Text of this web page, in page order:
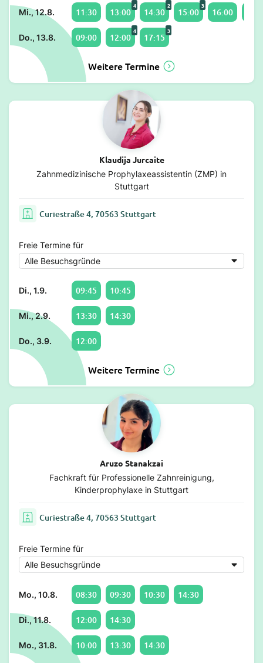
Mi., 12.8. 11:30 13:00
4
14:30
2
15:00
3
16:00
Do., 13.8. 09:00 12:00
4
17:15
3
Weitere Termine
Klaudija Jurcaite
Zahnmedizinische Prophylaxeassistentin (ZMP) in
Stuttgart
Curiestraße 4, 70563 Stuttgart
Freie Termine für
Di., 1.9. 09:45 10:45
Mi., 2.9. 13:30 14:30
Do., 3.9. 12:00
Weitere Termine
Aruzo Stanakzai
Fachkraft für Professionelle Zahnreinigung,
Kinderprophylaxe in Stuttgart
Curiestraße 4, 70563 Stuttgart
Freie Termine für
Mo., 10.8. 08:30 09:30 10:30 14:30
Di., 11.8. 12:00 14:30
Mo., 31.8. 10:00 13:30 14:30